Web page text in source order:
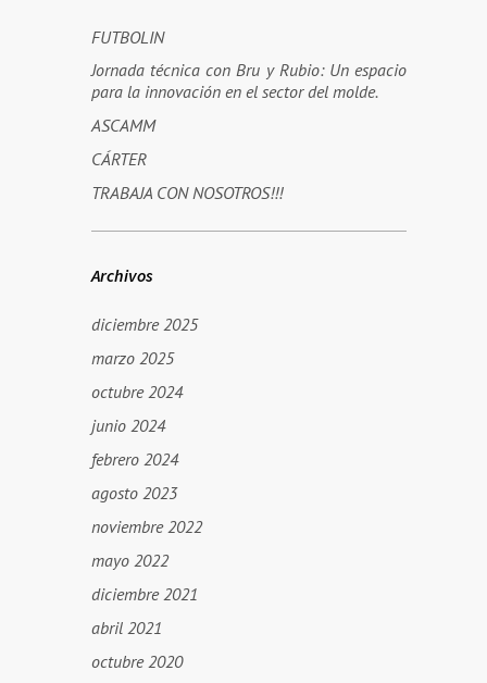
FUTBOLIN
Jornada técnica con Bru y Rubio: Un espacio
para la innovación en el sector del molde.
ASCAMM
CÁRTER
TRABAJA CON NOSOTROS!!!
Archivos
diciembre 2025
marzo 2025
octubre 2024
junio 2024
febrero 2024
agosto 2023
noviembre 2022
mayo 2022
diciembre 2021
abril 2021
octubre 2020